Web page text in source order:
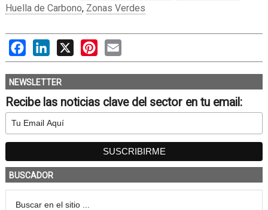
Huella de Carbono, Zonas Verdes
FacebookLinkedIn
X PinterestEmail
NEWSLETTER
Recibe las noticias clave del sector en tu email:
BUSCADOR